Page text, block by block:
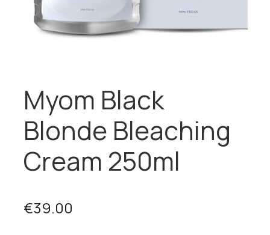
Myom Black
Blonde Bleaching
Cream 250ml
€39.00